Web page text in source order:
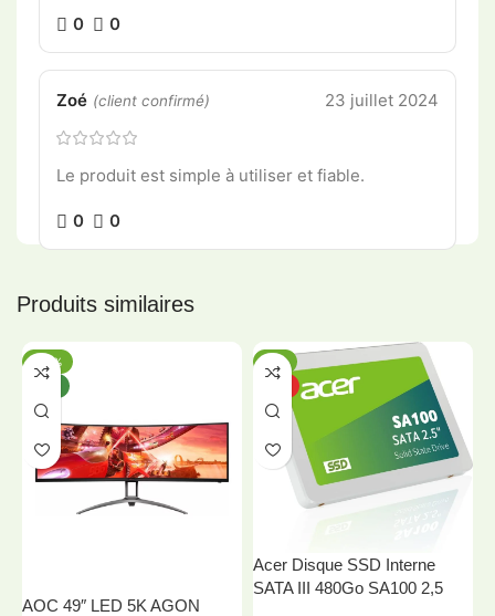
0 0
Zoé (client confirmé) 23 juillet 2024
Le produit est simple à utiliser et fiable.
0 0
Produits similaires
-20%
AOC 49″ LED 5K AGON
-5%
Acer Disque SSD Interne
SATA III 480Go SA100 2,5